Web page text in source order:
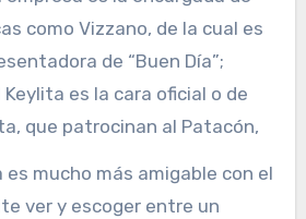
como Vizzano, de la cual es
de “Buen Día”;
Keylita es la cara oficial o de
que patrocinan al Patacón,
es mucho más amigable con el
ver y escoger entre un